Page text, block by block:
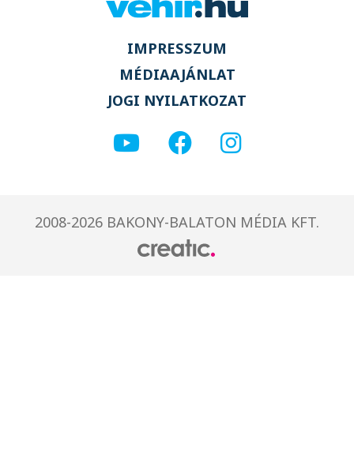
IMPRESSZUM
MÉDIAAJÁNLAT
JOGI NYILATKOZAT
2008-2026 BAKONY-BALATON MÉDIA KFT.